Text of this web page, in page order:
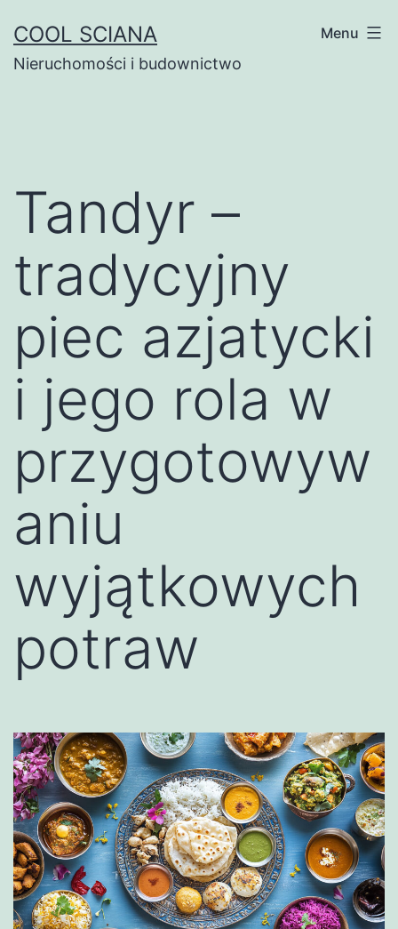
do
treści
COOL SCIANA
Nieruchomości i budownictwo
Menu
Tandyr –
tradycyjny
piec azjatycki
i jego rola w
przygotowyw
aniu
wyjątkowych
potraw